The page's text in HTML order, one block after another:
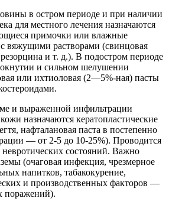
в остром периоде и при наличии
для местного лечения назначаются
примочки или влажные
вяжущими растворами (свинцовая
и т. д.). В подостром периоде
и сильном шелушении
или ихтиоловая (2—5%-ная) пасты
и выраженной инфильтрации
назначаются кератопластические
нафталановая паста в постепенно
— от 2-5 до 10-25%). Проводится
состояний. Важно
(очаговая инфекция, чрезмерное
напитков, табакокурение,
и производственных факторов —
поражений).